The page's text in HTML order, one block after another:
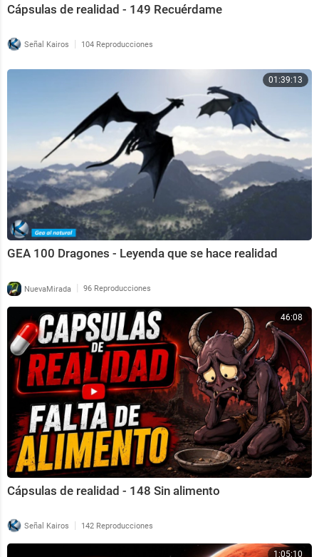
Cápsulas de realidad - 149 Recuérdame
Señal Kairos | 104 Reproducciones
01:39:13
GEA 100 Dragones - Leyenda que se hace realidad
NuevaMirada | 96 Reproducciones
46:08
Cápsulas de realidad - 148 Sin alimento
Señal Kairos | 142 Reproducciones
1:05:10